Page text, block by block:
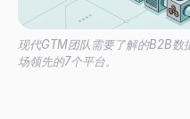
现代GTM团队需要了解的B2B
场领先的7个平台。